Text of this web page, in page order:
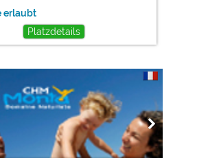
erlaubt
Platzdetails